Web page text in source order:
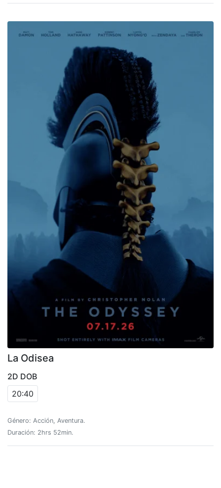
La Odisea
2D DOB
20:40
Género: Acción, Aventura.
Duración: 2hrs 52min.